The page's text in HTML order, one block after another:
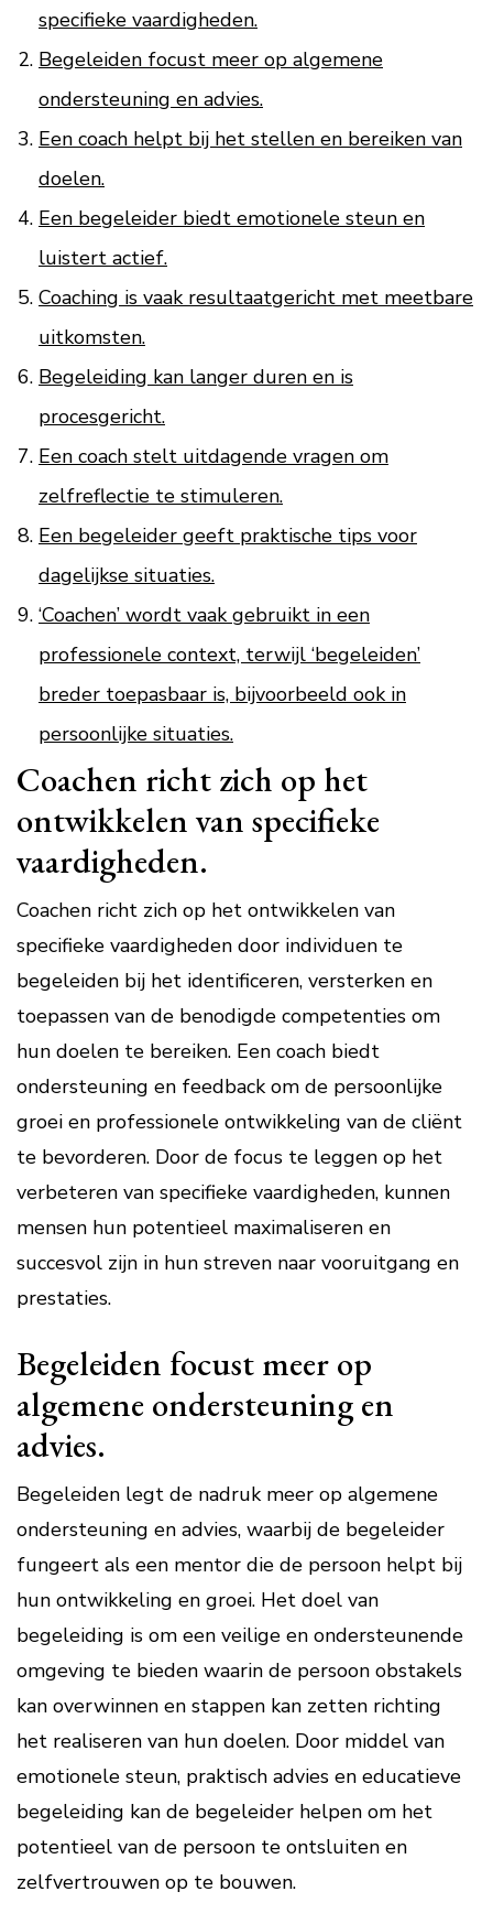
specifieke vaardigheden.
Begeleiden focust meer op algemene
ondersteuning en advies.
Een coach helpt bij het stellen en bereiken van
doelen.
Een begeleider biedt emotionele steun en
luistert actief.
Coaching is vaak resultaatgericht met meetbare
uitkomsten.
Begeleiding kan langer duren en is
procesgericht.
Een coach stelt uitdagende vragen om
zelfreflectie te stimuleren.
Een begeleider geeft praktische tips voor
dagelijkse situaties.
‘Coachen’ wordt vaak gebruikt in een
professionele context, terwijl ‘begeleiden’
breder toepasbaar is, bijvoorbeeld ook in
persoonlijke situaties.
Coachen richt zich op het
ontwikkelen van specifieke
vaardigheden.
Coachen richt zich op het ontwikkelen van
specifieke vaardigheden door individuen te
begeleiden bij het identificeren, versterken en
toepassen van de benodigde competenties om
hun doelen te bereiken. Een coach biedt
ondersteuning en feedback om de persoonlijke
groei en professionele ontwikkeling van de cliënt
te bevorderen. Door de focus te leggen op het
verbeteren van specifieke vaardigheden, kunnen
mensen hun potentieel maximaliseren en
succesvol zijn in hun streven naar vooruitgang en
prestaties.
Begeleiden focust meer op
algemene ondersteuning en
advies.
Begeleiden legt de nadruk meer op algemene
ondersteuning en advies, waarbij de begeleider
fungeert als een mentor die de persoon helpt bij
hun ontwikkeling en groei. Het doel van
begeleiding is om een veilige en ondersteunende
omgeving te bieden waarin de persoon obstakels
kan overwinnen en stappen kan zetten richting
het realiseren van hun doelen. Door middel van
emotionele steun, praktisch advies en educatieve
begeleiding kan de begeleider helpen om het
potentieel van de persoon te ontsluiten en
zelfvertrouwen op te bouwen.